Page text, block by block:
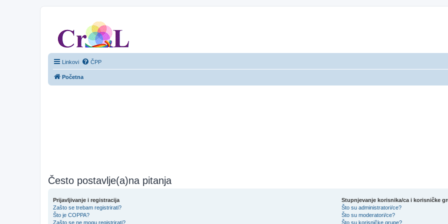
Linkovi ČPP
Početna
Često postavlje(a)na pitanja
Prijavljivanje i registracija
Zašto se trebam registrirati?
Što je COPPA?
Zašto se ne mogu registrirati?
Stupnjevanje korisnika/ca i korisničke
Što su administratori/ce?
Što su moderatori/ce?
Što su korisničke grupe?